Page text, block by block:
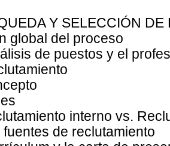
Y SELECCIÓN DE
global del proceso
de puestos y el
interno vs.
fuentes de reclutamiento